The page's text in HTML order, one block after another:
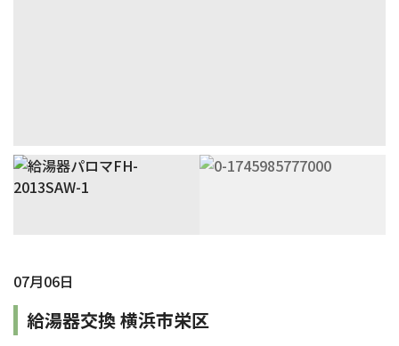
07月06日
給湯器交換 横浜市栄区